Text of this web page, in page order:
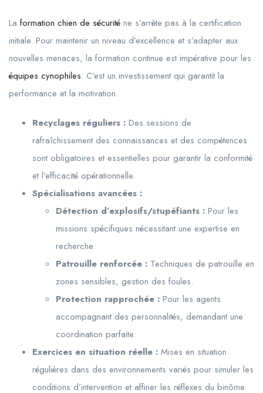
La formation chien de sécurité ne s’arrête pas à la certification
initiale. Pour maintenir un niveau d’excellence et s’adapter aux
nouvelles menaces, la formation continue est impérative pour les
équipes cynophiles. C’est un investissement qui garantit la
performance et la motivation.
Recyclages réguliers : Des sessions de
rafraîchissement des connaissances et des compétences
sont obligatoires et essentielles pour garantir la conformité
et l’efficacité opérationnelle.
Spécialisations avancées :
Détection d’explosifs/stupéfiants : Pour les
missions spécifiques nécessitant une expertise en
recherche.
Patrouille renforcée : Techniques de patrouille en
zones sensibles, gestion des foules.
Protection rapprochée : Pour les agents
accompagnant des personnalités, demandant une
coordination parfaite.
Exercices en situation réelle : Mises en situation
régulières dans des environnements variés pour simuler les
conditions d’intervention et affiner les réflexes du binôme.